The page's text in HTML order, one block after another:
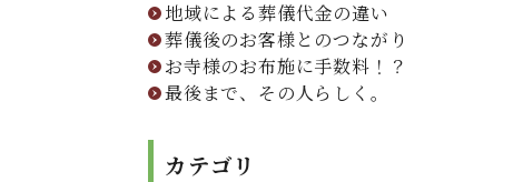
地域による葬儀代金の違い
葬儀後のお客様とのつながり
お寺様のお布施に手数料！？
最後まで、その人らしく。
カテゴリ